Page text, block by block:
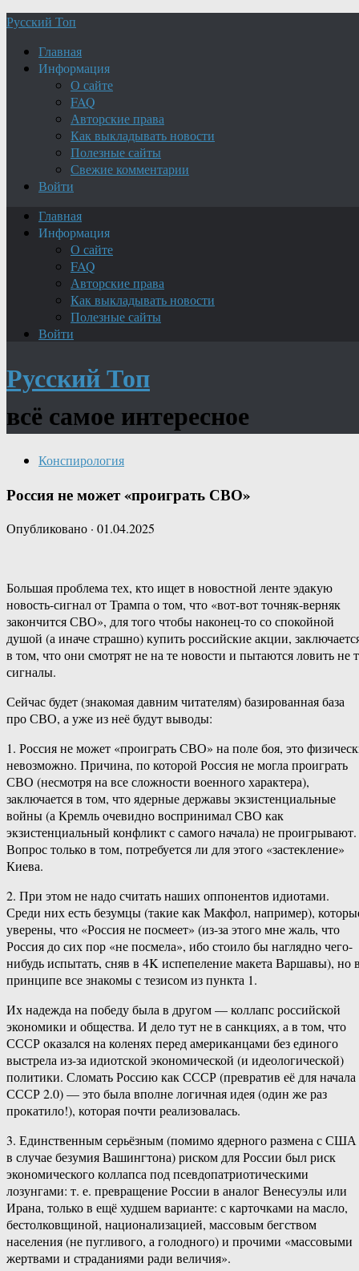
Русский Топ
Главная
Информация
О сайте
FAQ
Авторские права
Как выкладывать новости
Полезные сайты
Свежие комментарии
Войти
Главная
Информация
О сайте
FAQ
Авторские права
Как выкладывать новости
Полезные сайты
Войти
Русский Топ
всё самое интересное
Конспирология
Россия не может «проиграть СВО»
Опубликовано · 01.04.2025
Большая проблема тех, кто ищет в новостной ленте эдакую
новость-сигнал от Трампа о том, что «вот-вот точняк-верняк
закончится СВО», для того чтобы наконец-то со спокойной
душой (а иначе страшно) купить российские акции,
в том, что они смотрят не на те новости и пытаются ловить не
сигналы.
Сейчас будет (знакомая давним читателям) базированная база
про СВО, а уже из неё будут выводы:
1. Россия не может «проиграть СВО» на поле боя, это
невозможно. Причина, по которой Россия не могла проиграть
СВО (несмотря на все сложности военного характера),
заключается в том, что ядерные державы экзистенциальные
войны (а Кремль очевидно воспринимал СВО как
экзистенциальный конфликт с самого начала) не проигрывают.
Вопрос только в том, потребуется ли для этого «застекление»
Киева.
2. При этом не надо считать наших оппонентов идиотами.
Среди них есть безумцы (такие как Макфол, например),
уверены, что «Россия не посмеет» (из-за этого мне жаль, что
Россия до сих пор «не посмела», ибо стоило бы наглядно чего-
нибудь испытать, сняв в 4K испепеление макета Варшавы), но
принципе все знакомы с тезисом из пункта 1.
Их надежда на победу была в другом — коллапс российской
экономики и общества. И дело тут не в санкциях, а в том, что
СССР оказался на коленях перед американцами без единого
выстрела из-за идиотской экономической (и идеологической)
политики. Сломать Россию как СССР (превратив её для начала
СССР 2.0) — это была вполне логичная идея (один же раз
прокатило!), которая почти реализовалась.
3. Единственным серьёзным (помимо ядерного размена с США
в случае безумия Вашингтона) риском для России был риск
экономического коллапса под псевдопатриотическими
лозунгами: т. е. превращение России в аналог Венесуэлы или
Ирана, только в ещё худшем варианте: с карточками на масло,
бестолковщиной, национализацией, массовым бегством
населения (не пугливого, а голодного) и прочими «массовыми
жертвами и страданиями ради величия».